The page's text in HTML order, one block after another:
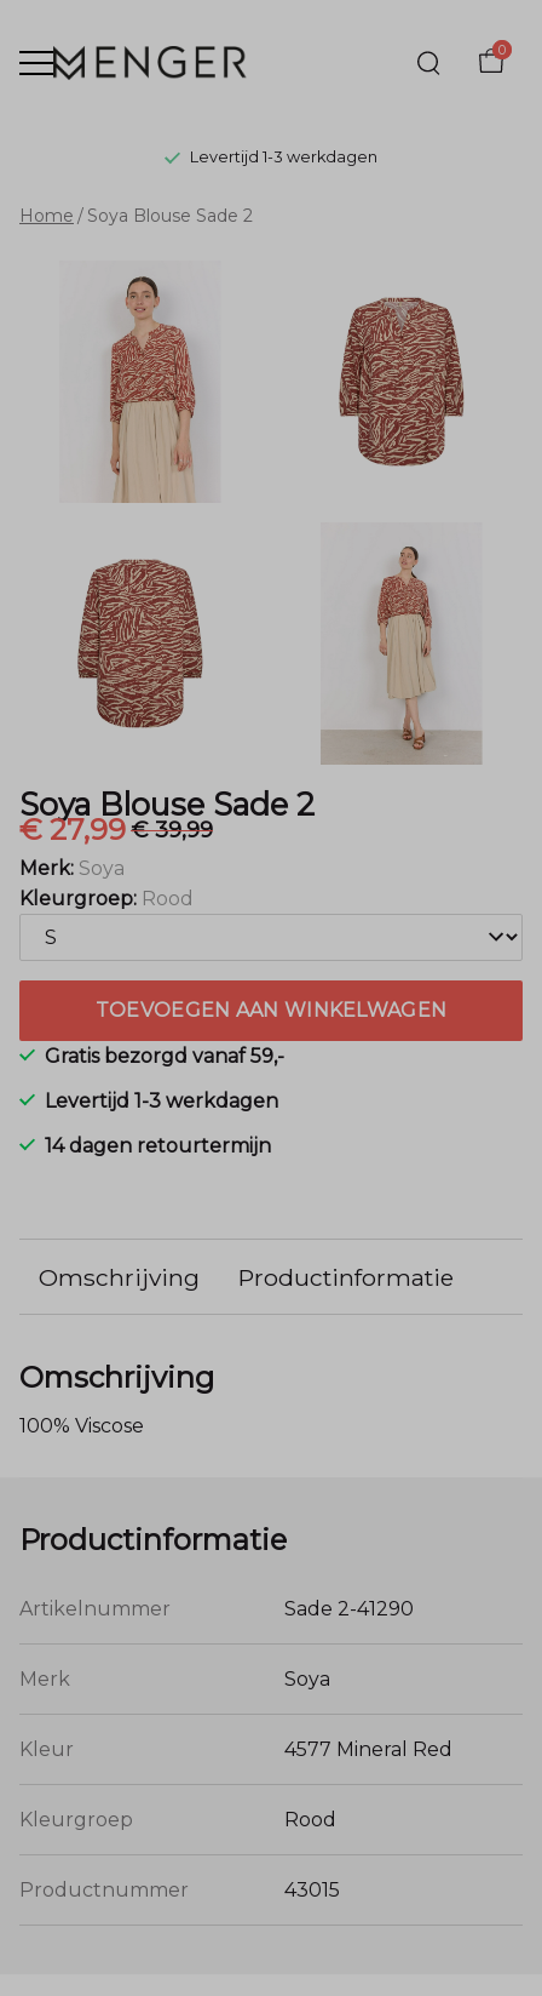
0
Levertijd 1-3 werkdagen
Soya
Blouse
Sade
Menger
Mode
Home Soya Blouse Sade 2
Soya Blouse Sade 2
€ 27,99€ 39,99
Merk: Soya
Kleurgroep: Rood
TOEVOEGEN AAN WINKELWAGEN
Gratis bezorgd vanaf 59,-
Levertijd 1-3 werkdagen
14 dagen retourtermijn
Omschrijving Productinformatie
Omschrijving
100% Viscose
Productinformatie
Artikelnummer Sade 2-41290
Merk Soya
Kleur 4577 Mineral Red
Kleurgroep Rood
Productnummer 43015